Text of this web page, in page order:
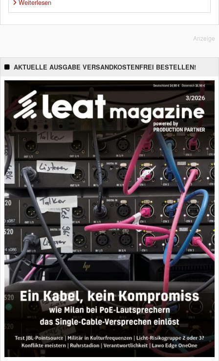
Weiterlesen
Anzeige
AKTUELLE AUSGABE VERSANDKOSTENFREI BESTELLEN!